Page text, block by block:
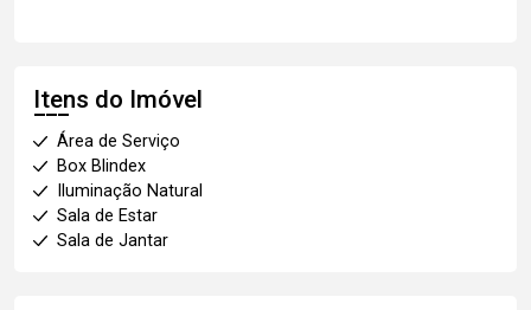
Itens do Imóvel
Área de Serviço
Box Blindex
Iluminação Natural
Sala de Estar
Sala de Jantar